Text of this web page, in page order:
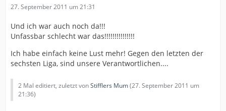
27. September 2011 um 21:31
Und ich war auch noch da!!!
Unfassbar schlecht war das!!!!!!!!!!!!!!!
Ich habe einfach keine Lust mehr! Gegen den letzten der
sechsten Liga, sind unsere Verantwortlichen....
2 Mal editiert, zuletzt vonStifflers Mum(27. September 2011 um
21:36)